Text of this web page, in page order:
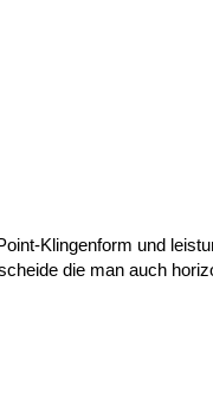
Klingenform und
die man auch